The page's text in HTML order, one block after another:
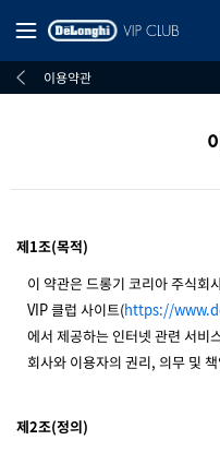
이용약관
제1조(목적)
이 약관은 드롱기 코리아 주식회
VIP 클럽 사이트(https://
에서 제공하는 인터넷 관련 서비
회사와 이용자의 권리, 의무 및
제2조(정의)